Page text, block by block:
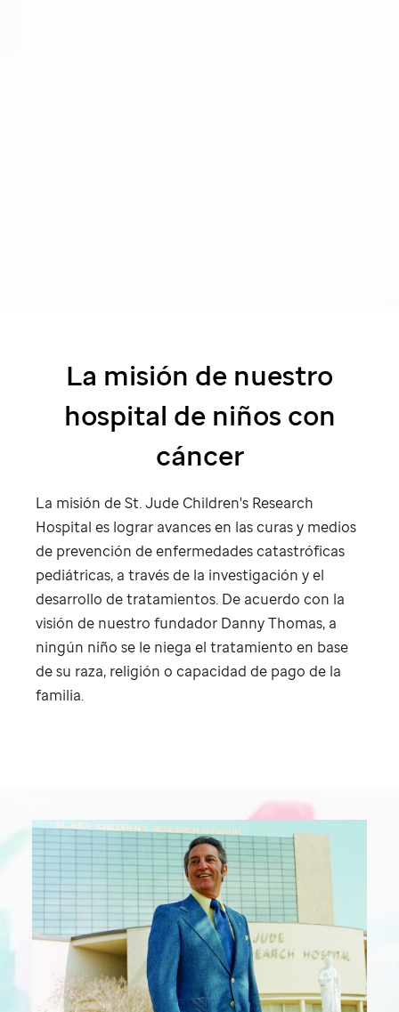
La misión de nuestro
hospital de niños con
cáncer
La misión deSt. Jude Children's Research
Hospital es lograr avances en las curas y medios
de prevención de enfermedades catastróficas
pediátricas, a través de la investigación y el
desarrollo de tratamientos. De acuerdo con la
visión de nuestro fundador Danny Thomas, a
ningún niño se le niega el tratamiento en base
de su raza, religión o capacidad de pago de la
familia.